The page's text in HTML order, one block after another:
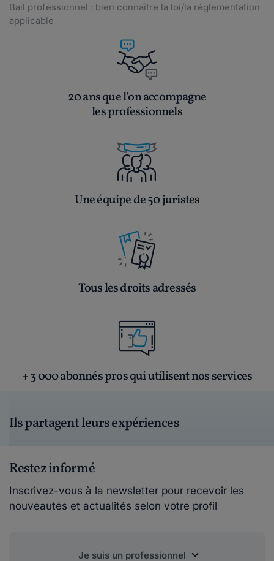
Bail professionnel : bien connaître la loi/la réglementation
applicable
20 ans que l’on accompagne
les professionnels
Une équipe de 50 juristes
Tous les droits adressés
+ 3 000 abonnés pros qui utilisent nos services
Ils partagent leurs expériences
Restez informé
Inscrivez-vous à la newsletter pour recevoir les
nouveautés et actualités selon votre profil